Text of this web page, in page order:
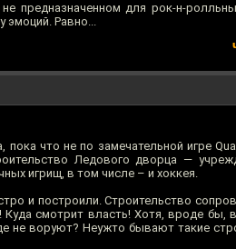
предназначенном для рок-н-
эмоций. Равно...
что не по замечательной игре
Ледового дворца —
игрищ, в том числе – и хоккея.
и построили. Строительство
смотрит власть! Хотя, вроде бы,
не воруют? Неужто бывают такие